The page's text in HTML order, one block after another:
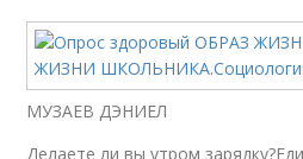
МУЗАЕВ ДЭНИЕЛ
Делаете ли вы утром